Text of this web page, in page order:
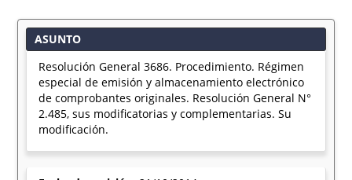
ASUNTO
Resolución General 3686. Procedimiento. Régimen
especial de emisión y almacenamiento electrónico
de comprobantes originales. Resolución General N°
2.485, sus modificatorias y complementarias. Su
modificación.